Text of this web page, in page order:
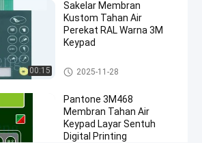
00:15
Sakelar Membran
Kustom Tahan Air
Perekat RAL Warna 3M
Keypad
Keypad Membran Tahan Air
2025-11-28
Pantone 3M468
Membran Tahan Air
Keypad Layar Sentuh
Digital Printing